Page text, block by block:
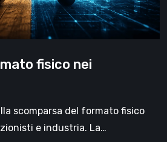
fisico nei
scomparsa del formato fisico
e industria. La…